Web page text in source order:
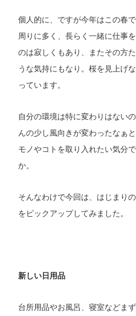
個人的に、ですが今年はこの春
周りに多く、長らく一緒に仕事
のは寂しくもあり、またその方
うな気持にもなり。桜を見上げ
っています。
自分の環境は特に変わりはない
んの少し風向きが変わったなぁ
モノやコトを取り入れたい気分
か。
そんなわけで今回は、はじまり
をピックアップしてみました。
新しい日用品
台所用品やお風呂、寝室などま